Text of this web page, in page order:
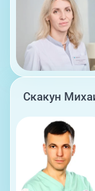
08:00-21:00
г. Златоуст,
строение 1
08:00-21:00
Скакун